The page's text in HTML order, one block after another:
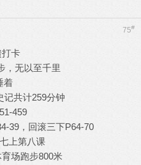
75#
打卡
，无以至千里
着
记共计259分钟
459
39，回滚三下P64-70
上第八课
场跑步800米